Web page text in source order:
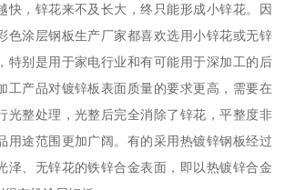
快，锌花来不及长大，终只能形成小锌花。因
色涂层钢板生产厂家都喜欢选用小锌花或无锌
特别是用于家电行业和有可能用于深加工的后
工产品对镀锌板表面质量的要求更高，需要在
光整处理，光整后完全消除了锌花，平整度非
用途范围更加广阔。有的采用热镀锌钢板经过
泽、无锌花的铁锌合金表面，即以热镀锌合金